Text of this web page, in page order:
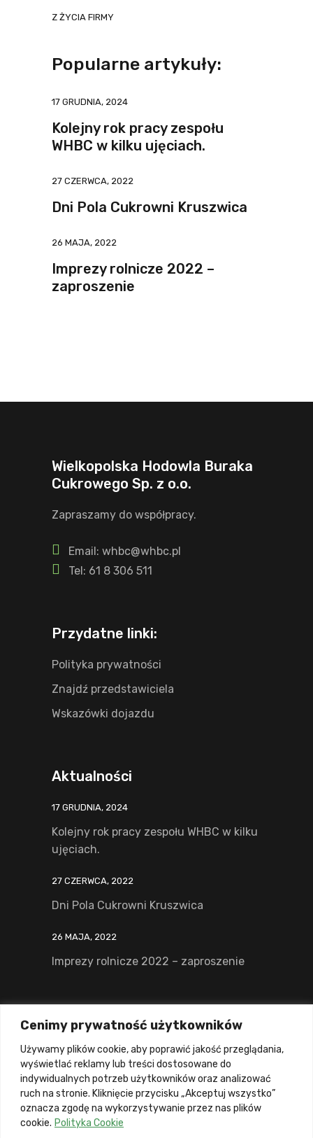
Cenimy prywatność użytkowników
Używamy plików cookie, aby poprawić jakość przeglądania,
wyświetlać reklamy lub treści dostosowane do
indywidualnych potrzeb użytkowników oraz analizować
ruch na stronie. Kliknięcie przycisku „Akceptuj wszystko”
oznacza zgodę na wykorzystywanie przez nas plików
cookie. Polityka Cookie
Z ŻYCIA FIRMY
Popularne artykuły:
17 GRUDNIA, 2024
Kolejny rok pracy zespołu
WHBC w kilku ujęciach.
27 CZERWCA, 2022
Dni Pola Cukrowni Kruszwica
26 MAJA, 2022
Imprezy rolnicze 2022 –
zaproszenie
Wielkopolska Hodowla Buraka
Cukrowego Sp. z o.o.
Zapraszamy do współpracy.
Email: whbc@whbc.pl
Tel: 61 8 306 511
Przydatne linki:
Polityka prywatności
Znajdź przedstawiciela
Wskazówki dojazdu
Aktualności
17 GRUDNIA, 2024
Kolejny rok pracy zespołu WHBC w kilku
ujęciach.
27 CZERWCA, 2022
Dni Pola Cukrowni Kruszwica
26 MAJA, 2022
Imprezy rolnicze 2022 – zaproszenie
Zadzowń i uzyskaj więcej informacji:
61 8 306 511
lub napisz emaila:
whbc@whbc.pl